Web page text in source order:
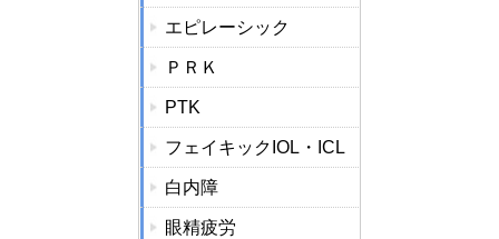
エピレーシック
ＰＲＫ
PTK
フェイキックIOL・ICL
白内障
眼精疲労